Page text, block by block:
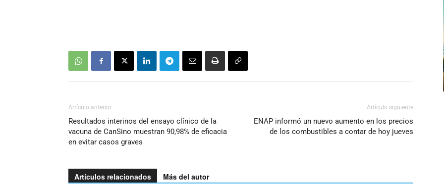
Artículo anterior
Resultados interinos del ensayo clínico de la
vacuna de CanSino muestran 90,98% de eficacia
en evitar casos graves
Artículo siguiente
ENAP informó un nuevo aumento en los precios
de los combustibles a contar de hoy jueves
Artículos relacionados Más del autor